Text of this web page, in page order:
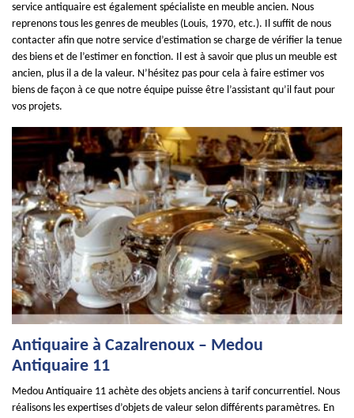
service antiquaire est également spécialiste en meuble ancien. Nous
reprenons tous les genres de meubles (Louis, 1970, etc.). Il suffit de nous
contacter afin que notre service d’estimation se charge de vérifier la tenue
des biens et de l’estimer en fonction. Il est à savoir que plus un meuble est
ancien, plus il a de la valeur. N’hésitez pas pour cela à faire estimer vos
biens de façon à ce que notre équipe puisse être l’assistant qu’il faut pour
vos projets.
Antiquaire à Cazalrenoux – Medou
Antiquaire 11
Medou Antiquaire 11 achète des objets anciens à tarif concurrentiel. Nous
réalisons les expertises d’objets de valeur selon différents paramètres. En